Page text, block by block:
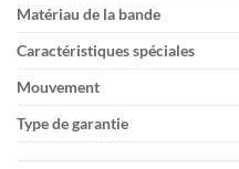
Matériau de la bande
Caractéristiques spéciales
Mouvement
Type de garantie